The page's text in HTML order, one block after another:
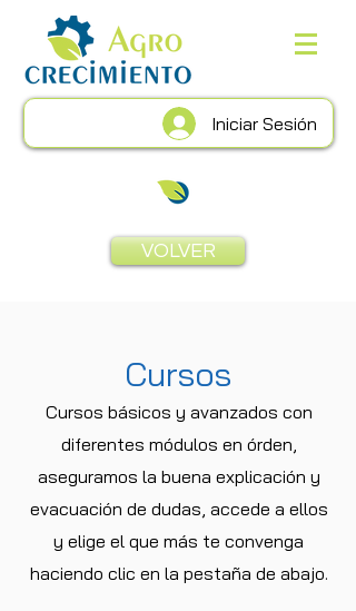
Iniciar Sesión
VOLVER
Cursos
Cursos básicos y avanzados con
diferentes módulos en órden,
aseguramos la buena explicación y
evacuación de dudas, accede a ellos
y elige el que más te convenga
haciendo clic en la pestaña de abajo.